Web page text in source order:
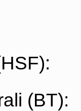
(BT):